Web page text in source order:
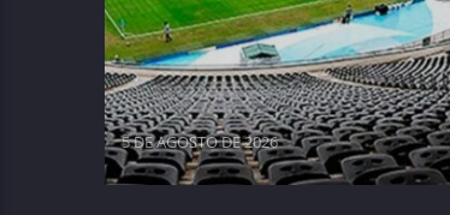
5 DE AGOSTO DE 2026